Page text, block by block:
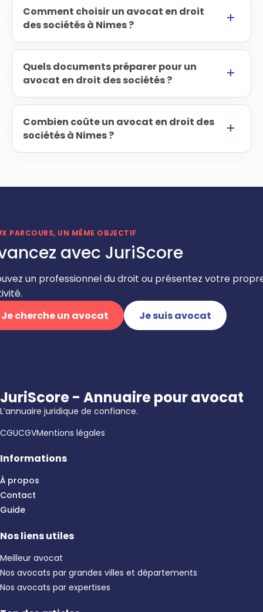
Comment choisir un avocat en droit
des sociétés à Nimes ?
Quels documents préparer pour un
avocat en droit des sociétés ?
Combien coûte un avocat en droit des
sociétés à Nimes ?
PARCOURS, UN MÊME OBJECTIF
avec JuriScore
un professionnel du droit ou présentez votre
Je cherche un avocat
Je suis avocat
JuriScore - Annuaire pour avocat
L’annuaire juridique de confiance.
CGUCGVMentions légales
Informations
À propos
Contact
Guide
Nos liens utiles
Meilleur avocat
Nos avocats par grandes villes et départements
Nos avocats par expertises